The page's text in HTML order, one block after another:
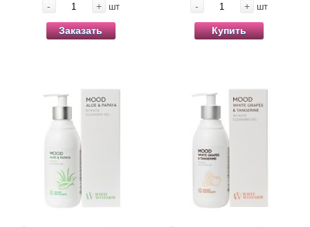
- + шт
Заказать
- + шт
Купить